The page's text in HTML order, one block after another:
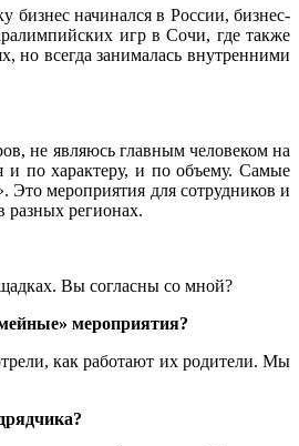
бизнес начинался в России, бизнес-
игр в Сочи, где также
но всегда занималась внутренними
не являюсь главным человеком на
и по характеру, и по объему. Самые
мероприятия для сотрудников и
разных регионах.
Вы согласны со мной?
мероприятия?
как работают их родители. Мы